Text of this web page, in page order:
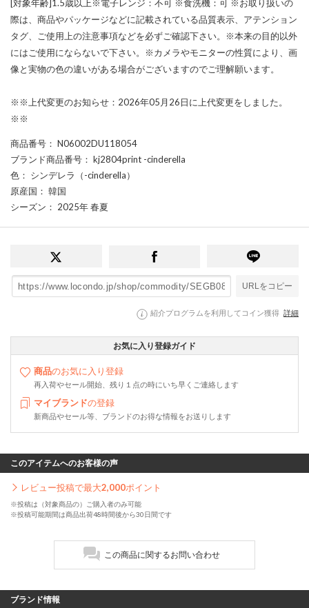
[対象年齢]1.5歳以上※電子レンジ：不可 ※食洗機：可 ※お取り扱いの
際は、商品やパッケージなどに記載されている品質表示、アテンション
タグ、ご使用上の注意事項などを必ずご確認下さい。※本来の目的以外
にはご使用にならないで下さい。※カメラやモニターの性質により、画
像と実物の色の違いがある場合がございますのでご理解願います。
※※上代変更のお知らせ：2026年05月26日に上代変更をしました。
※※
商品番号 ： N06002DU118054
ブランド商品番号 ： kj2804print -cinderella
色 ： シンデレラ（-cinderella）
原産国 ： 韓国
シーズン ： 2025年 春夏
URLをコピー
紹介プログラムを利用してコイン獲得 詳細
お気に入り登録ガイド
商品のお気に入り登録
再入荷やセール開始、残り１点の時にいち早くご連絡します
マイブランドの登録
新商品やセール等、ブランドのお得な情報をお送りします
このアイテムへのお客様の声
レビュー投稿で最大2,000ポイント
※投稿は（対象商品の）ご購入者のみ可能
※投稿可能期間は商品出荷48時間後から30日間です
この商品に関するお問い合わせ
ブランド情報